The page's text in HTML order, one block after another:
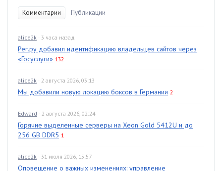
Комментарии Публикации
alice2k · 3 часа назад
Рег.ру добавил идентификацию владельцев сайтов через
«Госуслуги» 132
alice2k · 2 августа 2026, 03:13
Мы добавили новую локацию боксов в Германии 2
Edward · 2 августа 2026, 02:24
Горячие выделенные серверы на Xeon Gold 5412U и до
256 GB DDR5 1
alice2k · 31 июля 2026, 15:57
Оповещение о важных изменениях: управление